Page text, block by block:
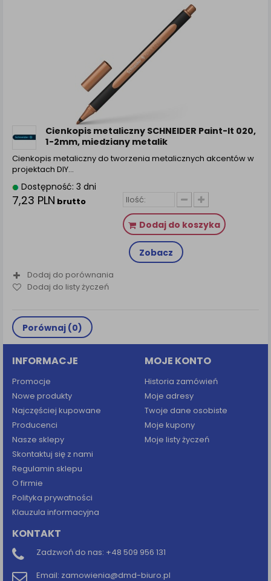
Cienkopis metaliczny SCHNEIDER Paint-It 020,
1-2mm, miedziany metalik
Cienkopis metaliczny do tworzenia metalicznych akcentów w
projektach DIY…
Dostępność: 3 dni
7,23 PLN brutto
Dodaj do koszyka
Zobacz
Dodaj do porównania
Dodaj do listy życzeń
Porównaj (0)
INFORMACJE
Promocje
Nowe produkty
Najczęściej kupowane
Producenci
Nasze sklepy
Skontaktuj się z nami
Regulamin sklepu
O firmie
Polityka prywatności
Klauzula informacyjna
MOJE KONTO
Historia zamówień
Moje adresy
Twoje dane osobiste
Moje kupony
Moje listy życzeń
KONTAKT
Zadzwoń do nas: +48 509 956 131
Email: zamowienia@dmd-biuro.pl